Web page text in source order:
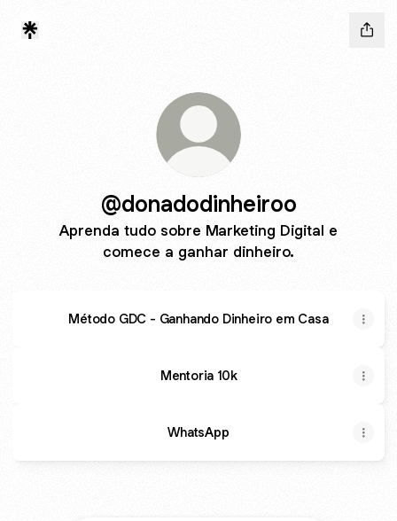
@donadodinheiroo
Aprenda tudo sobre Marketing Digital e
comece a ganhar dinheiro.
Método GDC - Ganhando Dinheiro em Casa
Mentoria 10k
WhatsApp